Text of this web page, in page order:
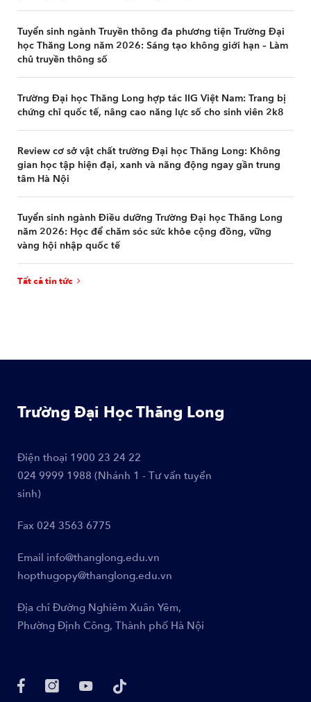
Tuyển sinh ngành Truyền thông đa phương tiện Trường Đại
học Thăng Long năm 2026: Sáng tạo không giới hạn – Làm
chủ truyền thông số
Trường Đại học Thăng Long hợp tác IIG Việt Nam: Trang bị
chứng chỉ quốc tế, nâng cao năng lực số cho sinh viên 2k8
Review cơ sở vật chất trường Đại học Thăng Long: Không
gian học tập hiện đại, xanh và năng động ngay gần trung
tâm Hà Nội
Tuyển sinh ngành Điều dưỡng Trường Đại học Thăng Long
năm 2026: Học để chăm sóc sức khỏe cộng đồng, vững
vàng hội nhập quốc tế
Tất cả tin tức
Trường Đại Học Thăng Long
Điện thoại 1900 23 24 22
024 9999 1988 (Nhánh 1 - Tư vấn tuyển
sinh)
Fax 024 3563 6775
Email info@thanglong.edu.vn
hopthugopy@thanglong.edu.vn
Địa chỉ Đường Nghiêm Xuân Yêm,
Phường Định Công, Thành phố Hà Nội